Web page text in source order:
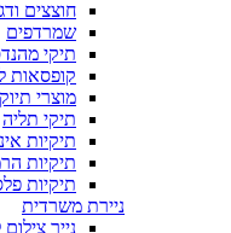
חוצצים
שמרדפים
תיקי
קופסאות
מוצרי
תיקי תליה
תיקיות
תיקיות
תיקיות
ניירת משרדית
נייר צילום